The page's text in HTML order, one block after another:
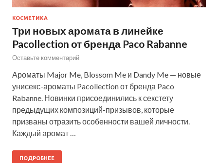
КОСМЕТИКА
Три новых аромата в линейке
Pacollection от бренда Paco Rabanne
Оставьте комментарий
Ароматы Major Me, Blossom Me и Dandy Me — новые
унисекс-ароматы Pacollection от бренда Paco
Rabanne. Новинки присоединились к секстету
предыдущих композиций-призывов, которые
призваны отразить особенности вашей личности.
Каждый аромат …
ПОДРОБНЕЕ